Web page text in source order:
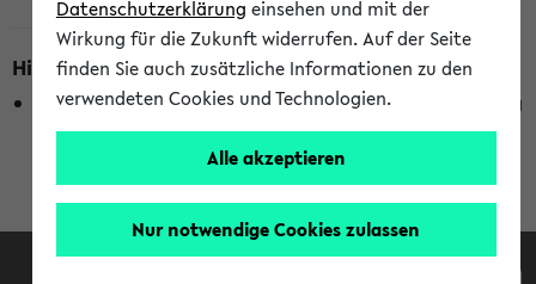
Hinweise zur Liste
Die Anzeige ist semesterübergreifend und nicht abhängig
vom im eKVV gewählten Semester.
Facebook Instagram LinkedIn TikTok
Datenschutzerklärung einsehen und mit der
Wirkung für die Zukunft widerrufen. Auf der Seite
finden Sie auch zusätzliche Informationen zu den
verwendeten Cookies und Technologien.
Alle akzeptieren
Nur notwendige Cookies zulassen